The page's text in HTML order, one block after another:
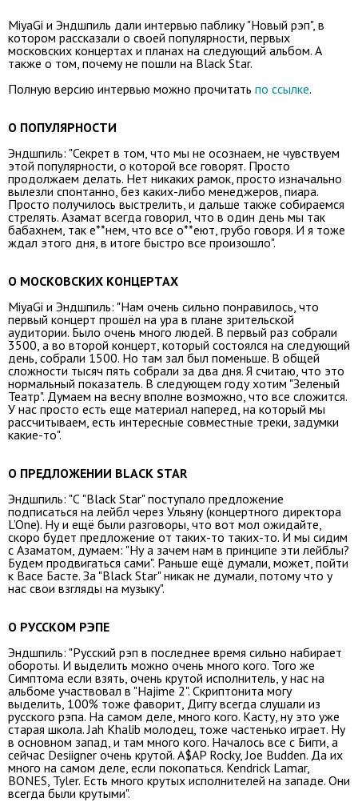
MiyaGi и Эндшпиль дали интервью паблику "Новый рэп", в
котором рассказали о своей популярности, первых
московских концертах и планах на следующий альбом. А
также о том, почему не пошли на Black Star.
Полную версию интервью можно прочитать по ссылке.
О ПОПУЛЯРНОСТИ
Эндшпиль: "Секрет в том, что мы не осознаем, не чувствуем
этой популярности, о которой все говорят. Просто
продолжаем делать. Нет никаких рамок, просто изначально
вылезли спонтанно, без каких-либо менеджеров, пиара.
Просто получилось выстрелить, и дальше также собираемся
стрелять. Азамат всегда говорил, что в один день мы так
бабахнем, так е**нем, что все о**еют, грубо говоря. И я тоже
ждал этого дня, в итоге быстро все произошло".
О МОСКОВСКИХ КОНЦЕРТАХ
MiyaGi и Эндшпиль: "Нам очень сильно понравилось, что
первый концерт прошёл на ура в плане зрительской
аудитории. Было очень много людей. В первый раз собрали
3500, а во второй концерт, который состоялся на следующий
день, собрали 1500. Но там зал был поменьше. В общей
сложности тысяч пять собрали за два дня. Я считаю, что это
нормальный показатель. В следующем году хотим "Зеленый
Театр". Думаем на весну вполне возможно, что все сложится.
У нас просто есть еще материал наперед, на который мы
рассчитываем, есть интересные совместные треки, задумки
какие-то".
О ПРЕДЛОЖЕНИИ BLACK STAR
Эндшпиль: "С "Black Star" поступало предложение
подписаться на лейбл через Ульяну (концертного директора
L’One). Ну и ещё были разговоры, что вот мол ожидайте,
скоро будет предложение от таких-то таких-то. И мы сидим
с Азаматом, думаем: "Ну а зачем нам в принципе эти лейблы?
Будем продвигаться сами". Раньше ещё думали, может, пойти
к Васе Басте. За "Black Star" никак не думали, потому что у
нас свои взгляды на музыку".
О РУССКОМ РЭПЕ
Эндшпиль: "Русский рэп в последнее время сильно набирает
обороты. И выделить можно очень много кого. Того же
Симптома если взять, очень крутой исполнитель, у нас на
альбоме участвовал в "Hajime 2". Скриптонита могу
выделить, 100% тоже фаворит, Диггу всегда слушали из
русского рэпа. На самом деле, много кого. Касту, ну это уже
старая школа. Jah Khalib молодец, тоже частенько играет. Ну
в основном запад, и там много кого. Началось все с Бигги, а
сейчас Desiigner очень крутой. A$AP Rocky, Joe Budden. Да их
много на самом деле, если покопаться. Kendrick Lamar,
BONES, Tyler. Есть много крутых исполнителей на западе. Они
всегда были крутыми".